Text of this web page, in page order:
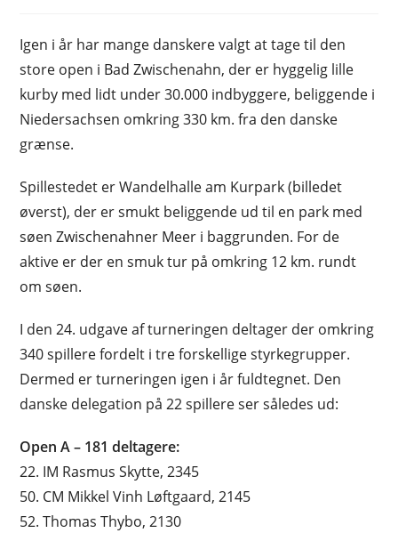
Igen i år har mange danskere valgt at tage til den
store open i Bad Zwischenahn, der er hyggelig lille
kurby med lidt under 30.000 indbyggere, beliggende i
Niedersachsen omkring 330 km. fra den danske
grænse.
Spillestedet er Wandelhalle am Kurpark (billedet
øverst), der er smukt beliggende ud til en park med
søen Zwischenahner Meer i baggrunden. For de
aktive er der en smuk tur på omkring 12 km. rundt
om søen.
I den 24. udgave af turneringen deltager der omkring
340 spillere fordelt i tre forskellige styrkegrupper.
Dermed er turneringen igen i år fuldtegnet. Den
danske delegation på 22 spillere ser således ud:
Open A – 181 deltagere:
22. IM Rasmus Skytte, 2345
50. CM Mikkel Vinh Løftgaard, 2145
52. Thomas Thybo, 2130